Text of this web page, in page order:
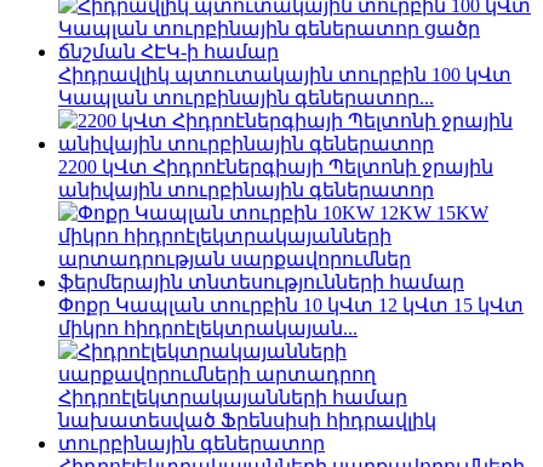
Հիդրավլիկ պտուտակային տուրբին 100 կՎտ
Կապլան տուրբինային գեներատոր...
2200 կՎտ Հիդրոէներգիայի Պելտոնի ջրային
անիվային տուրբինային գեներատոր
Փոքր Կապլան տուրբին 10 կՎտ 12 կՎտ 15 կՎտ
միկրո հիդրոէլեկտրակայան...